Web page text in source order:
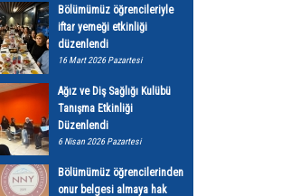
Bölümümüz öğrencileriyle
iftar yemeği etkinliği
düzenlendi
16 Mart 2026 Pazartesi
Ağız ve Diş Sağlığı Kulübü
Tanışma Etkinliği
Düzenlendi
6 Nisan 2026 Pazartesi
Bölümümüz öğrencilerinden
onur belgesi almaya hak